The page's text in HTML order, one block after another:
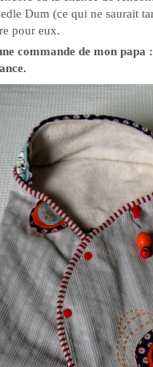
Dum (ce qui ne saurait
pour eux.
commande de mon papa